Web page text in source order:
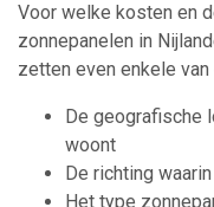
Voor welke kosten en
zonnepanelen in
zetten even enkele
De geografische
woont
De richting
Het type